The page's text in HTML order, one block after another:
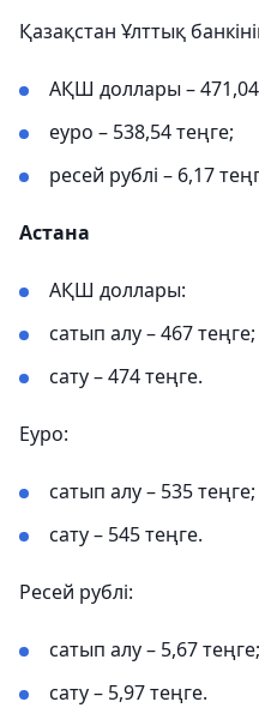
Қазақстан Ұлттық
АҚШ доллары – 471,04
еуро – 538,54 теңге;
ресей рублі – 6,17
Астана
АҚШ доллары:
сатып алу – 467 теңге;
сату – 474 теңге.
Еуро:
сатып алу – 535 теңге;
сату – 545 теңге.
Ресей рублі:
сатып алу – 5,67 теңге;
сату – 5,97 теңге.